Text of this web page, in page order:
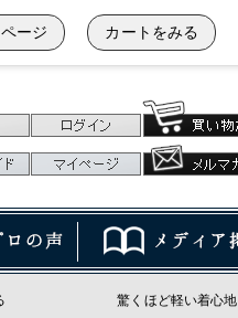
驚くほど軽い着心地
ージ カートをみる